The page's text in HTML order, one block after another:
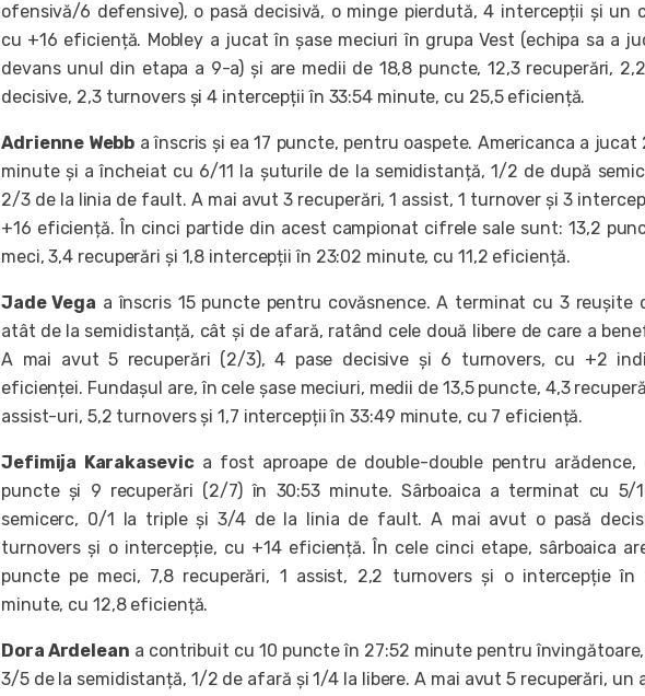
ofensivă/6 defensive), o pasă decisivă, o minge pierdută, 4 intercepții și un
cu +16 eficiență. Mobley a jucat în șase meciuri în grupa Vest (echipa sa a
devans unul din etapa a 9-a) și are medii de 18,8 puncte, 12,3 recuperări,
decisive, 2,3 turnovers și 4 intercepții în 33:54 minute, cu 25,5 eficiență.
Adrienne Webb a înscris și ea 17 puncte, pentru oaspete. Americanca a jucat
minute și a încheiat cu 6/11 la șuturile de la semidistanță, 1/2 de după
2/3 de la linia de fault. A mai avut 3 recuperări, 1 assist, 1 turnover și 3
+16 eficiență. În cinci partide din acest campionat cifrele sale sunt: 13,2
meci, 3,4 recuperări și 1,8 intercepții în 23:02 minute, cu 11,2 eficiență.
Jade Vega a înscris 15 puncte pentru covăsnence. A terminat cu 3 reușite
atât de la semidistanță, cât și de afară, ratând cele două libere de care a
A mai avut 5 recuperări (2/3), 4 pase decisive și 6 turnovers, cu +2
eficienței. Fundașul are, în cele șase meciuri, medii de 13,5 puncte, 4,3
assist-uri, 5,2 turnovers și 1,7 intercepții în 33:49 minute, cu 7 eficiență.
Jefimija Karakasevica fost aproape de double-double pentru arădence,
puncte și 9 recuperări (2/7) în 30:53 minute. Sârboaica a terminat cu 5/
semicerc, 0/1 la triple și 3/4 de la linia de fault. A mai avut o pasă
turnovers și o intercepție, cu +14 eficiență. În cele cinci etape, sârboaica
puncte pe meci, 7,8 recuperări, 1 assist, 2,2 turnovers și o intercepție în
minute, cu 12,8 eficiență.
Dora Ardelean a contribuit cu 10 puncte în 27:52 minute pentru
3/5 de la semidistanță, 1/2 de afară și 1/4 la libere. A mai avut 5 recuperări, un